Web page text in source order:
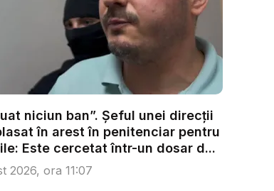
luat niciun ban”. Șeful unei direcții
în arest în penitenciar pentru
Este cercetat într-un dosar d...
2026, ora 11:07